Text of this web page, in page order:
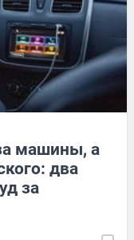
машины, а
два
за